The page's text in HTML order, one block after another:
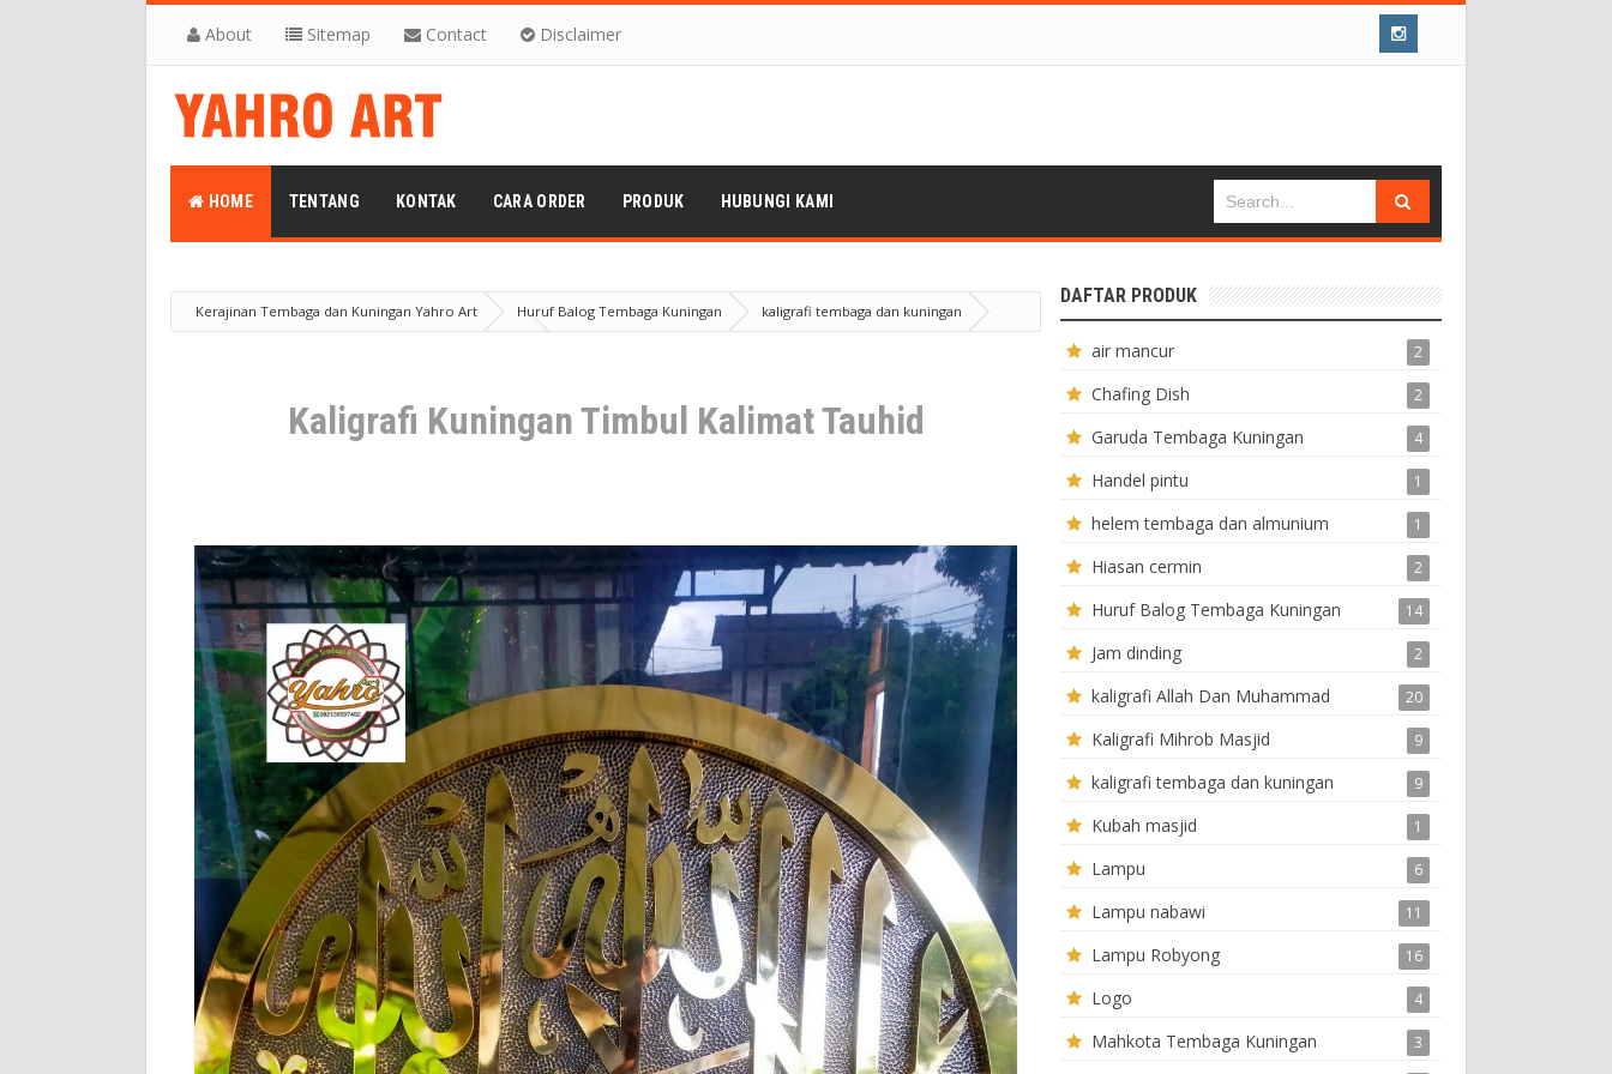
About Sitemap Contact Disclaimer
HOME TENTANG KONTAK CARA ORDER PRODUK HUBUNGI KAMI
Kerajinan Tembaga dan Kuningan Yahro Art Huruf Balog Tembaga Kuningan
kaligrafi tembaga dan kuningan
Produk
Kaligrafi Kuningan Timbul Kalimat Tauhid
Kaligrafi Kuningan Timbul Kalimat Tauhid
DAFTAR PRODUK
air mancur 2
Chafing Dish 2
Garuda Tembaga Kuningan 4
Handel pintu 1
helem tembaga dan almunium 1
Hiasan cermin 2
Huruf Balog Tembaga Kuningan 14
Jam dinding 2
kaligrafi Allah Dan Muhammad 20
Kaligrafi Mihrob Masjid 9
kaligrafi tembaga dan kuningan 9
Kubah masjid 1
Lampu 6
Lampu nabawi 11
Lampu Robyong 16
Logo 4
Mahkota Tembaga Kuningan 3